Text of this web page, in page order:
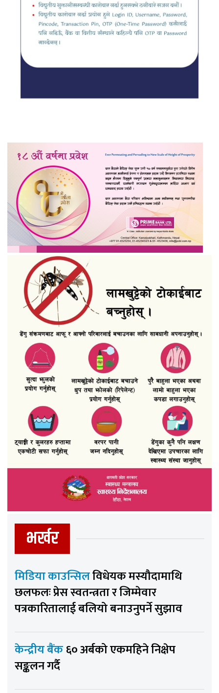
भर्खर
मिडिया काउन्सिलविधेयक मस्यौदामाथि
छलफलः प्रेस स्वतन्त्रता र जिम्मेवार
पत्रकारितालाई बलियो बनाउनुपर्ने सुझाव
केन्द्रीय बैंक६० अर्बको एकमहिने निक्षेप
सङ्कलन गर्दै